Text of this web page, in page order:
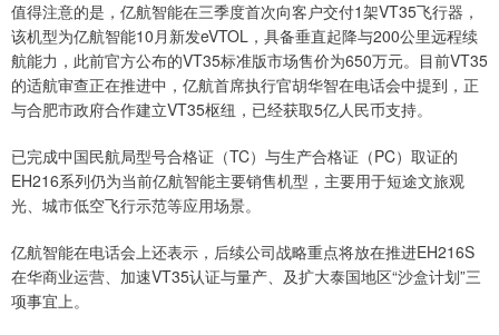
值得注意的是，亿航智能在三季度首次向客户交付1架VT35飞行器，
该机型为亿航智能10月新发eVTOL，具备垂直起降与200公里远程续
航能力，此前官方公布的VT35标准版市场售价为650万元。目前VT35
的适航审查正在推进中，亿航首席执行官胡华智在电话会中提到，正
与合肥市政府合作建立VT35枢纽，已经获取5亿人民币支持。
已完成中国民航局型号合格证（TC）与生产合格证（PC）取证的
EH216系列仍为当前亿航智能主要销售机型，主要用于短途文旅观
光、城市低空飞行示范等应用场景。
亿航智能在电话会上还表示，后续公司战略重点将放在推进EH216S
在华商业运营、加速VT35认证与量产、及扩大泰国地区“沙盒计划”三
项事宜上。